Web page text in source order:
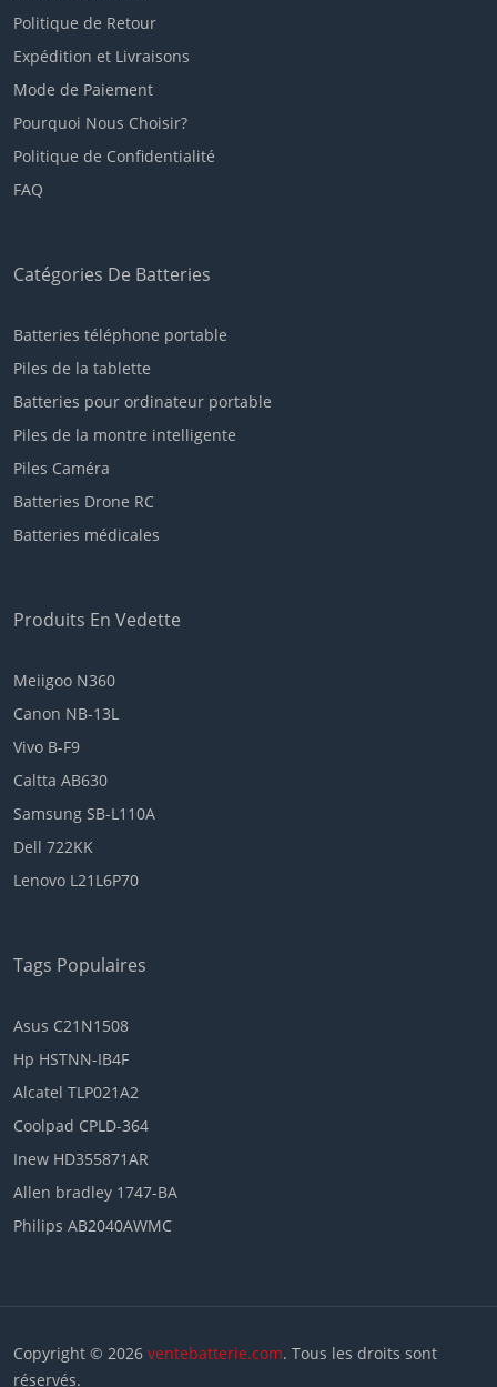
Politique de Retour
Expédition et Livraisons
Mode de Paiement
Pourquoi Nous Choisir?
Politique de Confidentialité
FAQ
Catégories De Batteries
Batteries téléphone portable
Piles de la tablette
Batteries pour ordinateur portable
Piles de la montre intelligente
Piles Caméra
Batteries Drone RC
Batteries médicales
Produits En Vedette
Meiigoo N360
Canon NB-13L
Vivo B-F9
Caltta AB630
Samsung SB-L110A
Dell 722KK
Lenovo L21L6P70
Tags Populaires
Asus C21N1508
Hp HSTNN-IB4F
Alcatel TLP021A2
Coolpad CPLD-364
Inew HD355871AR
Allen bradley 1747-BA
Philips AB2040AWMC
Copyright © 2026 ventebatterie.com. Tous les droits sont
réservés.